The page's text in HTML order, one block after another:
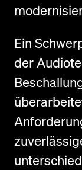
Ein
der